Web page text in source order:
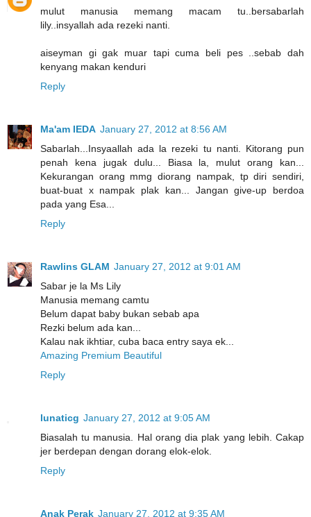
mulut manusia memang macam tu..bersabarlah
lily..insyallah ada rezeki nanti.
aiseyman gi gak muar tapi cuma beli pes ..sebab dah
kenyang makan kenduri
Reply
Ma'am IEDA January 27, 2012 at 8:56 AM
Sabarlah...Insyaallah ada la rezeki tu nanti. Kitorang pun
penah kena jugak dulu... Biasa la, mulut orang kan...
Kekurangan orang mmg diorang nampak, tp diri sendiri,
buat-buat x nampak plak kan... Jangan give-up berdoa
pada yang Esa...
Reply
Rawlins GLAM January 27, 2012 at 9:01 AM
Sabar je la Ms Lily
Manusia memang camtu
Belum dapat baby bukan sebab apa
Rezki belum ada kan...
Kalau nak ikhtiar, cuba baca entry saya ek...
Amazing Premium Beautiful
Reply
lunaticg January 27, 2012 at 9:05 AM
Biasalah tu manusia. Hal orang dia plak yang lebih. Cakap
jer berdepan dengan dorang elok-elok.
Reply
Anak Perak January 27, 2012 at 9:35 AM